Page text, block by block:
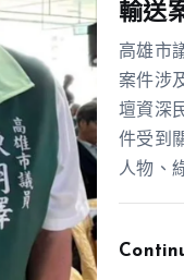
輸送
高雄市
案件涉
壇資深
件受到
人物、